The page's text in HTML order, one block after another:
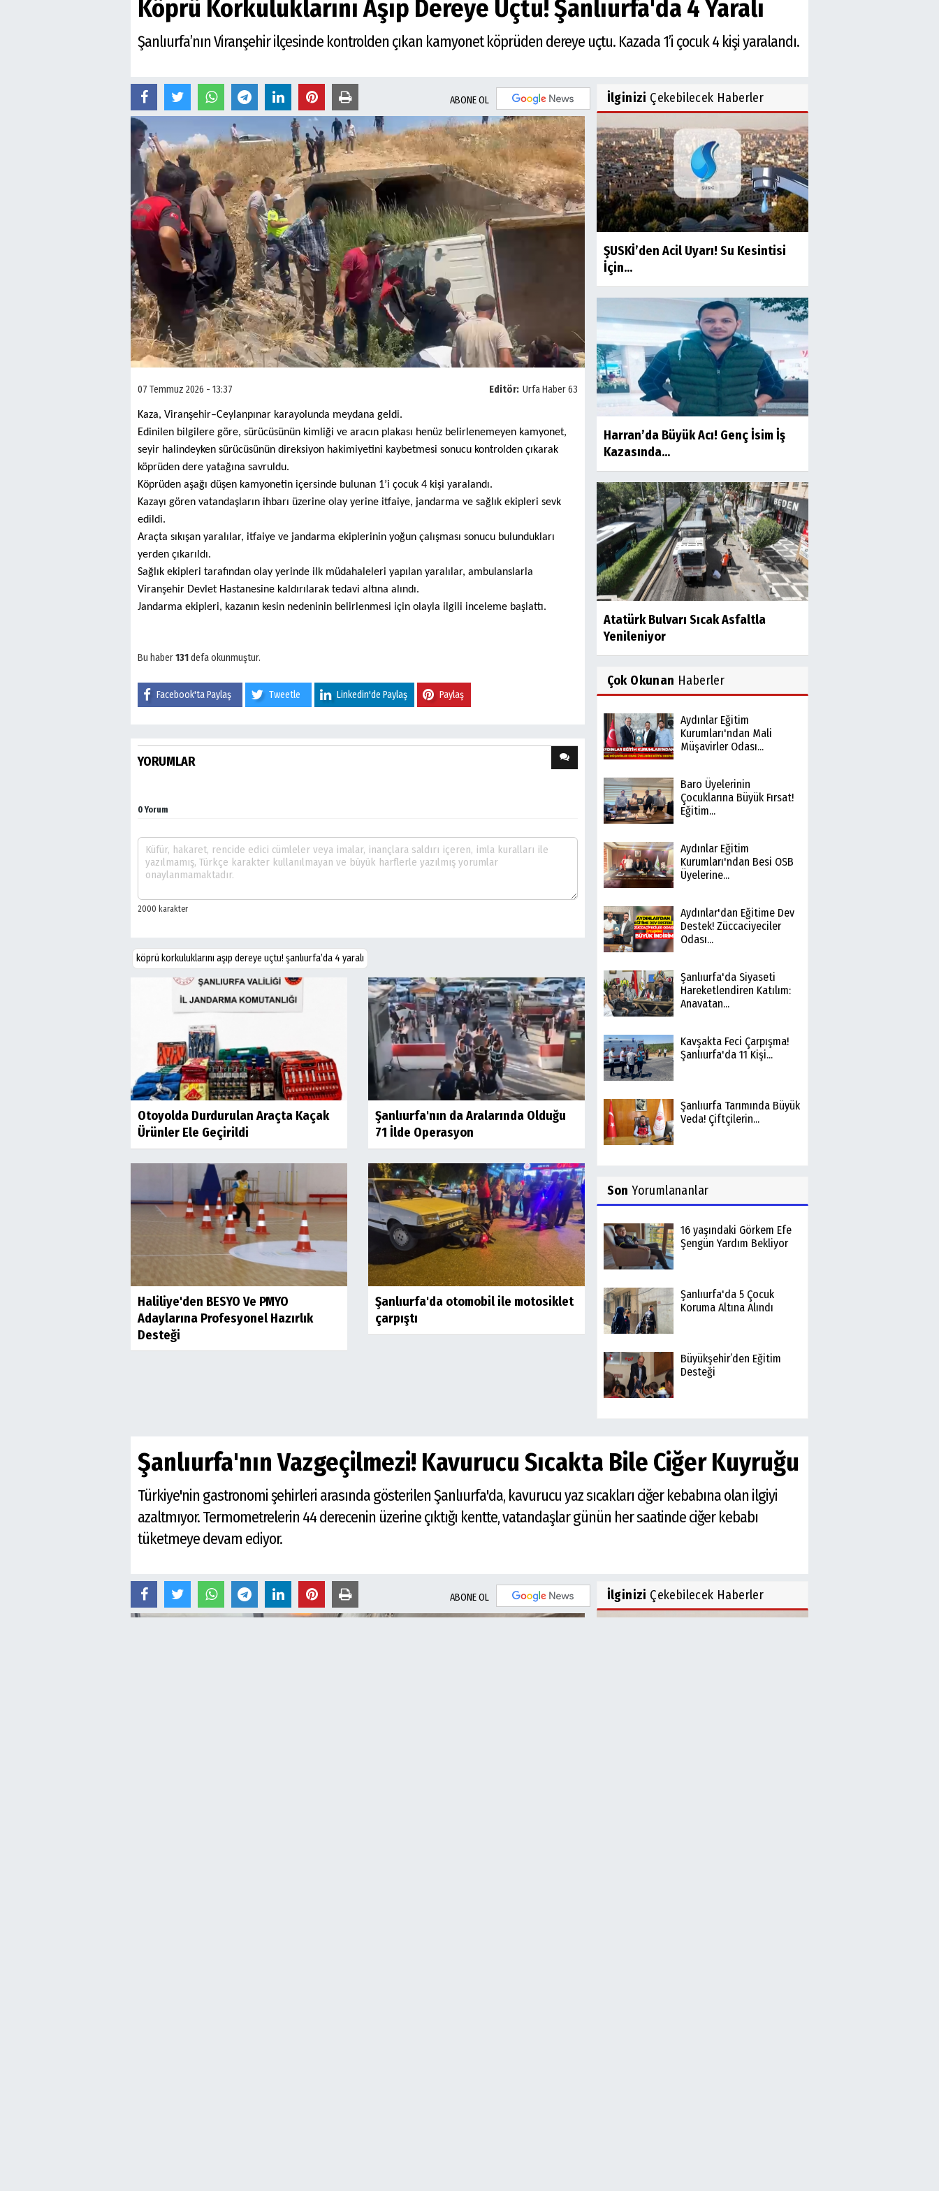
Köprü Korkuluklarını Aşıp Dereye Uçtu! Şanlıurfa'da 4 Yaralı
Şanlıurfa’nın Viranşehir ilçesinde kontrolden çıkan kamyonet köprüden dereye uçtu. Kazada 1’i çocuk 4 kişi yaralandı.
ABONE OL
Editör: Urfa Haber 63
07 Temmuz 2026 - 13:37
Kaza, Viranşehir–Ceylanpınar karayolunda meydana geldi.
Edinilen bilgilere göre, sürücüsünün kimliği ve aracın plakası henüz belirlenemeyen kamyonet,
seyir halindeyken sürücüsünün direksiyon hakimiyetini kaybetmesi sonucu kontrolden çıkarak
köprüden dere yatağına savruldu.
Köprüden aşağı düşen kamyonetin içersinde bulunan 1’i çocuk 4 kişi yaralandı.
Kazayı gören vatandaşların ihbarı üzerine olay yerine itfaiye, jandarma ve sağlık ekipleri sevk
edildi.
Araçta sıkışan yaralılar, itfaiye ve jandarma ekiplerinin yoğun çalışması sonucu bulundukları
yerden çıkarıldı.
Sağlık ekipleri tarafından olay yerinde ilk müdahaleleri yapılan yaralılar, ambulanslarla
Viranşehir Devlet Hastanesine kaldırılarak tedavi altına alındı.
Jandarma ekipleri, kazanın kesin nedeninin belirlenmesi için olayla ilgili inceleme başlattı.
Bu haber131defa okunmuştur.
Facebook'ta Paylaş Tweetle Linkedin'de Paylaş Paylaş
YORUMLAR
0 Yorum
köprü korkuluklarını aşıp dereye uçtu! şanlıurfa’da 4 yaralı
Otoyolda Durdurulan Araçta Kaçak
Ürünler Ele Geçirildi
Şanlıurfa'nın da Aralarında Olduğu
71 İlde Operasyon
Haliliye'den BESYO Ve PMYO
Adaylarına Profesyonel Hazırlık
Desteği
Şanlıurfa'da otomobil ile motosiklet
çarpıştı
İlginizi Çekebilecek Haberler
ŞUSKİ’den Acil Uyarı! Su Kesintisi
İçin...
Harran’da Büyük Acı! Genç İsim İş
Kazasında...
Atatürk Bulvarı Sıcak Asfaltla
Yenileniyor
Çok Okunan Haberler
Aydınlar Eğitim
Kurumları'ndan Mali
Müşavirler Odası...
Baro Üyelerinin
Çocuklarına Büyük Fırsat!
Eğitim...
Aydınlar Eğitim
Kurumları'ndan Besi OSB
Üyelerine...
Aydınlar'dan Eğitime Dev
Destek! Züccaciyeciler
Odası...
Şanlıurfa'da Siyaseti
Hareketlendiren Katılım:
Anavatan...
Kavşakta Feci Çarpışma!
Şanlıurfa'da 11 Kişi...
Şanlıurfa Tarımında Büyük
Veda! Çiftçilerin...
Son Yorumlananlar
16 yaşındaki Görkem Efe
Şengün Yardım Bekliyor
Şanlıurfa'da 5 Çocuk
Koruma Altına Alındı
Büyükşehir’den Eğitim
Desteği
Şanlıurfa'nın Vazgeçilmezi! Kavurucu Sıcakta Bile Ciğer Kuyruğu
Türkiye'nin gastronomi şehirleri arasında gösterilen Şanlıurfa'da, kavurucu yaz sıcakları ciğer kebabına olan ilgiyi
azaltmıyor. Termometrelerin 44 derecenin üzerine çıktığı kentte, vatandaşlar günün her saatinde ciğer kebabı
tüketmeye devam ediyor.
ABONE OL İlginizi Çekebilecek Haberler